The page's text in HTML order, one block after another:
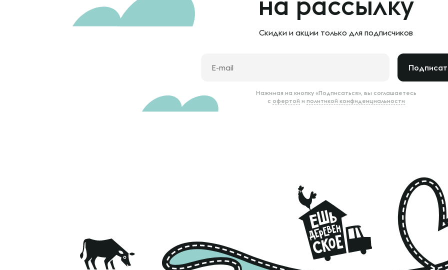
Скидки и акции только для подписчиков
Нажимая на кнопку «Подписаться», вы соглашаетесь
с офертой и политикой конфиденциальности